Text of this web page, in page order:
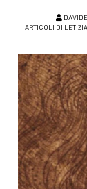
ARTICOLI DI